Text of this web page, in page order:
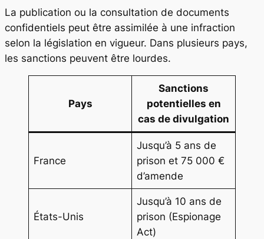
La publication ou la consultation de documents
confidentiels peut être assimilée à une infraction
selon la législation en vigueur. Dans plusieurs pays,
les sanctions peuvent être lourdes.
Pays
Sanctions
potentielles en
cas de divulgation
France
Jusqu’à 5 ans de
prison et 75 000 €
d’amende
États-Unis
Jusqu’à 10 ans de
prison (Espionage
Act)